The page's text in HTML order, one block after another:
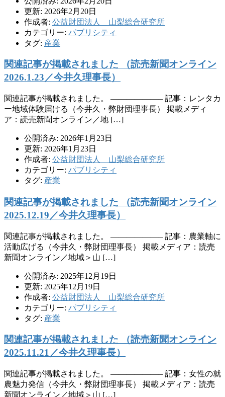
更新: 2026年2月20日
作成者: 公益財団法人 山梨総合研究所
カテゴリー: パブリシティ
タグ: 産業
関連記事が掲載されました （読売新聞オンライン
2026.1.23／今井久理事長）
関連記事が掲載されました。 ——————– 記事：レンタカ
ー地域体験届ける（今井久・弊財団理事長） 掲載メディ
ア：読売新聞オンライン／地 […]
公開済み: 2026年1月23日
更新: 2026年1月23日
作成者: 公益財団法人 山梨総合研究所
カテゴリー: パブリシティ
タグ: 産業
関連記事が掲載されました （読売新聞オンライン
2025.12.19／今井久理事長）
関連記事が掲載されました。 ——————– 記事：農業軸に
活動広げる（今井久・弊財団理事長） 掲載メディア：読売
新聞オンライン／地域＞山 […]
公開済み: 2025年12月19日
更新: 2025年12月19日
作成者: 公益財団法人 山梨総合研究所
カテゴリー: パブリシティ
タグ: 産業
関連記事が掲載されました （読売新聞オンライン
2025.11.21／今井久理事長）
関連記事が掲載されました。 ——————– 記事：女性の就
農魅力発信（今井久・弊財団理事長） 掲載メディア：読売
新聞オンライン／地域＞山 […]